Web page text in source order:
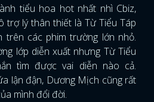
tiểu hoa hot nhất nhì Cbiz,
trợ lý thân thiết là Từ Tiểu Táp
trên các phim trường lớn nhỏ.
lớp diễn xuất nhưng Từ Tiểu
tìm được vai diễn nào cả.
lận đận, Dương Mịch cũng rất
mình đổi đời.